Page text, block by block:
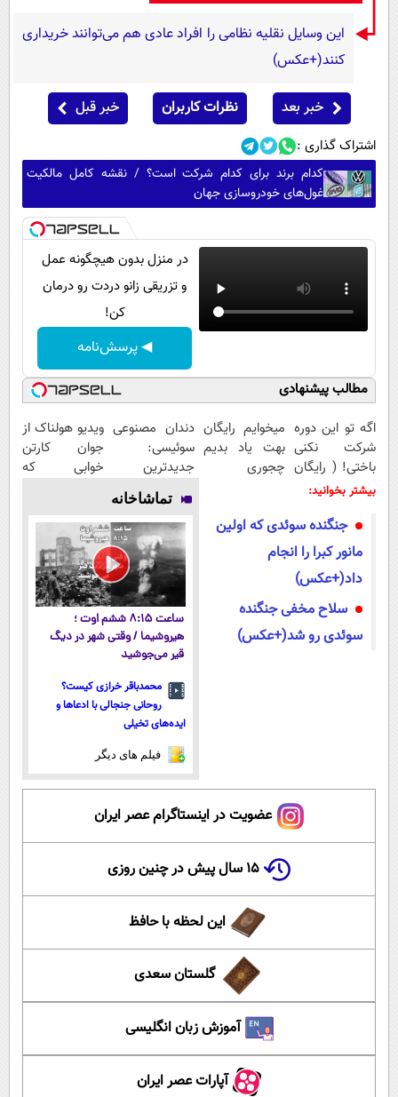
این وسایل نقلیه نظامی را افراد عادی هم می‌توانند خریداری
کنند(+عکس)
خبر بعد نظرات کاربران خبر قبل
اشتراک گذاری :
کدام برند برای کدام شرکت است؟ / نقشه کامل مالکیت
غول‌های خودروسازی جهان
در منزل بدون هیچگونه عمل
و تزریقی زانو دردت رو درمان
کن!
◀ پرسش‌نامه
مطالب پیشنهادی
اگه تو این دوره
شرکت نکنی
باختی! ( رایگان
آموزش ببین
میخوایم رایگان
بهت یاد بدیم
چجوری
مجانیه
دندان مصنوعی
سوئیسی:
جدیدترین
فناوری اروپا،
سبک و مقاوم |
پرداخت قسطی
ویدیو هولناک از
جوان کارتن
خوابی که
بیشتر بخوانید:
جنگنده سوئدی که اولین
مانور کبرا را انجام
داد(+عکس)
سلاح مخفی جنگنده
سوئدی رو شد(+عکس)
تماشاخانه
ساعت ۸:۱۵ ششم اوت ؛
هیروشیما / وقتی شهر در دیگ
قیر می‌جوشید
محمدباقر خرازی کیست؟
روحانی جنجالی با ادعاها و
ایده‌های تخیلی
فیلم های دیگر
عضویت در اینستاگرام عصر ایران
۱۵ سال پیش در چنین روزی
این لحظه با حافظ
گلستان سعدی
آموزش زبان انگلیسی
آپارات عصر ایران